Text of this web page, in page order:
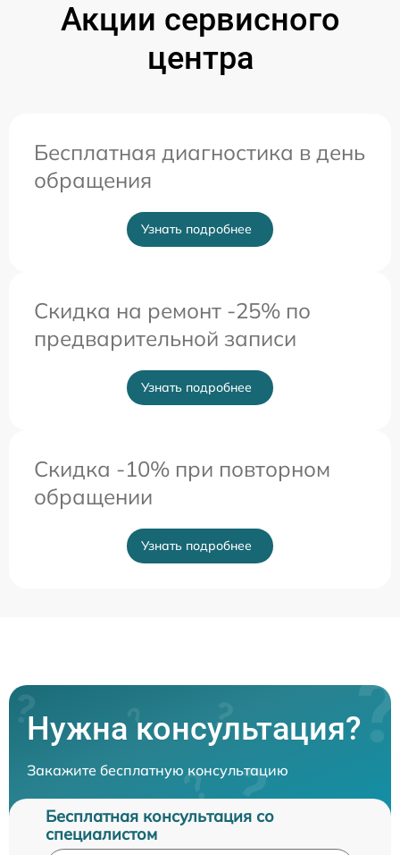
Акции сервисного
центра
Бесплатная диагностика в день
обращения
Узнать подробнее
Скидка на ремонт -25% по
предварительной записи
Узнать подробнее
Скидка -10% при повторном
обращении
Узнать подробнее
Нужна консультация?
Закажите бесплатную консультацию
Бесплатная консультация со
специалистом